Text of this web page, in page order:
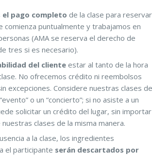
el pago completo de la clase para reservar
comienza puntualmente y trabajamos en
(AMA se reserva el derecho de
tres si es necesario).
del cliente estar al tanto de la hora
No ofrecemos crédito ni reembolsos
excepciones. Considere nuestras clases
o un “concierto”; si no asiste a un
solicitar un crédito del lugar, sin importar
clases de la misma manera.
a la clase, los ingredientes
el participante serán descartados por